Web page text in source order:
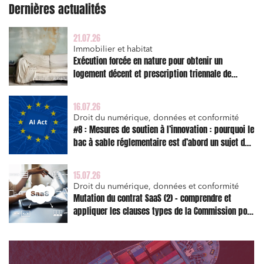
Dernières actualités
21.07.26
Immobilier et habitat
Exécution forcée en nature pour obtenir un
logement décent et prescription triennale de
16.07.26
Droit du numérique, données et conformité
#8 : Mesures de soutien à l’innovation : pourquoi le
bac à sable réglementaire est d’abord un sujet de
15.07.26
Droit du numérique, données et conformité
Mutation du contrat SaaS (2) – comprendre et
appliquer les clauses types de la Commission pour
Associations et acteurs de l’économie sociale et
solidaire
Media et édition
Immobilier et habitat
Entreprises du numérique
Établissements financiers
Mobilité et transport
Règlement des litiges
Relations sociales et droit du travail
Services publics et collectivités
Commande publique
Projets immobiliers
Environnement